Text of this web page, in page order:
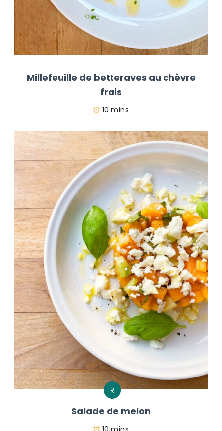
Millefeuille de betteraves au chèvre
frais
10 mins
R
Salade de melon